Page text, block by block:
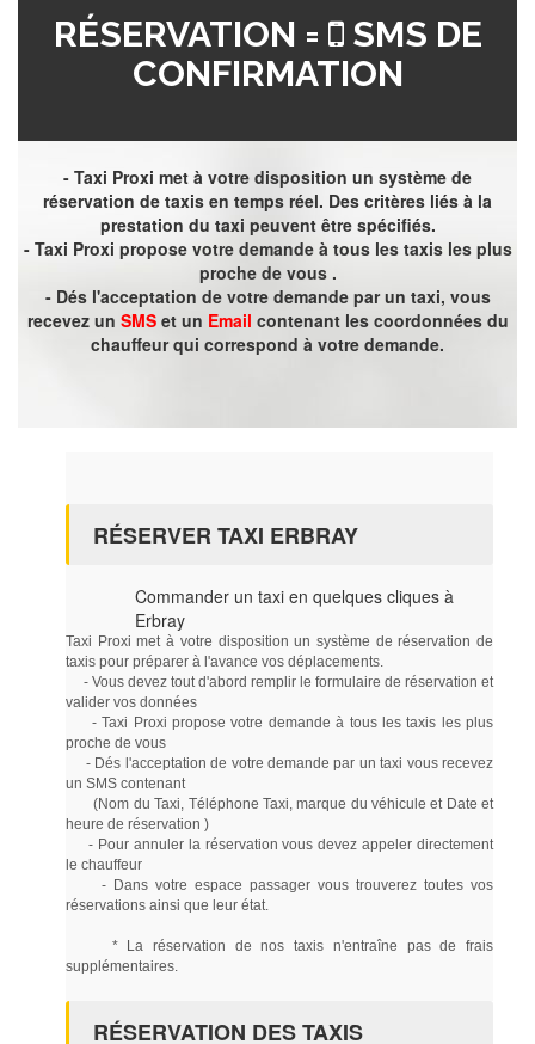
RÉSERVATION =
SMS DE
CONFIRMATION
- Taxi Proxi met à votre disposition un système de
réservation de taxis en temps réel. Des critères liés à la
prestation du taxi peuvent être spécifiés.
- Taxi Proxi propose votre demande à tous les taxis les plus
proche de vous .
- Dés l'acceptation de votre demande par un taxi, vous
recevez un SMSet un Email contenant les coordonnées du
chauffeur qui correspond à votre demande.
RÉSERVER TAXI ERBRAY
Commander un taxi en quelques cliques à
Erbray
Taxi Proxi met à votre disposition un système de réservation de
taxis pour préparer à l'avance vos déplacements.
- Vous devez tout d'abord remplir le formulaire de réservation et
valider vos données
- Taxi Proxi propose votre demande à tous les taxis les plus
proche de vous
- Dés l'acceptation de votre demande par un taxi vous recevez
un SMS contenant
(Nom du Taxi, Téléphone Taxi, marque du véhicule et Date et
heure de réservation )
- Pour annuler la réservation vous devez appeler directement
le chauffeur
- Dans votre espace passager vous trouverez toutes vos
réservations ainsi que leur état.
* La réservation de nos taxis n'entraîne pas de frais
supplémentaires.
RÉSERVATION DES TAXIS